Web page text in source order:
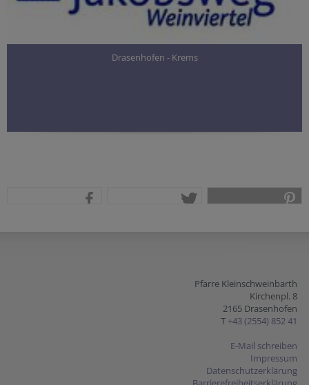
Drasenhofen - Krems
Pfarre Kleinschweinbarth
Kirchenpl. 8
2165 Drasenhofen
T +43 (2554) 852 41
E-Mail schreiben
Impressum
Datenschutzerklärung